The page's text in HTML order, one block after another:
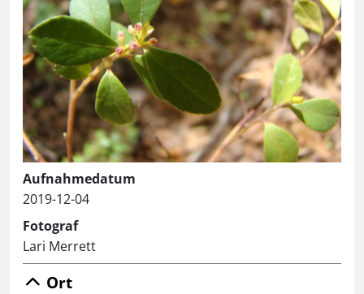
Aufnahmedatum
2019-12-04
Fotograf
Lari Merrett
Ort